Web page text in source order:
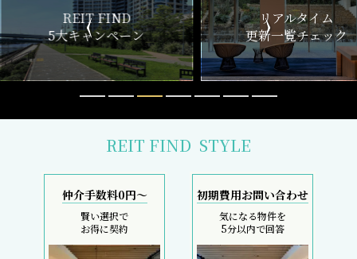
ン
リアルタイム
更新一覧チェック
新
REIT FIND STYLE
仲介手数料0円～
賢い選択で
お得に契約
初期費用お問い合わせ
気になる物件を
5分以内で回答